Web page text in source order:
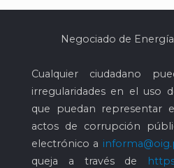
Negociado de
Cualquier ciudadano
irregularidades en el uso
que puedan representar
actos de corrupción
electrónico a
queja a través de